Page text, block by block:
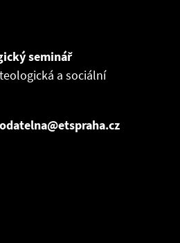
seminář
a sociální